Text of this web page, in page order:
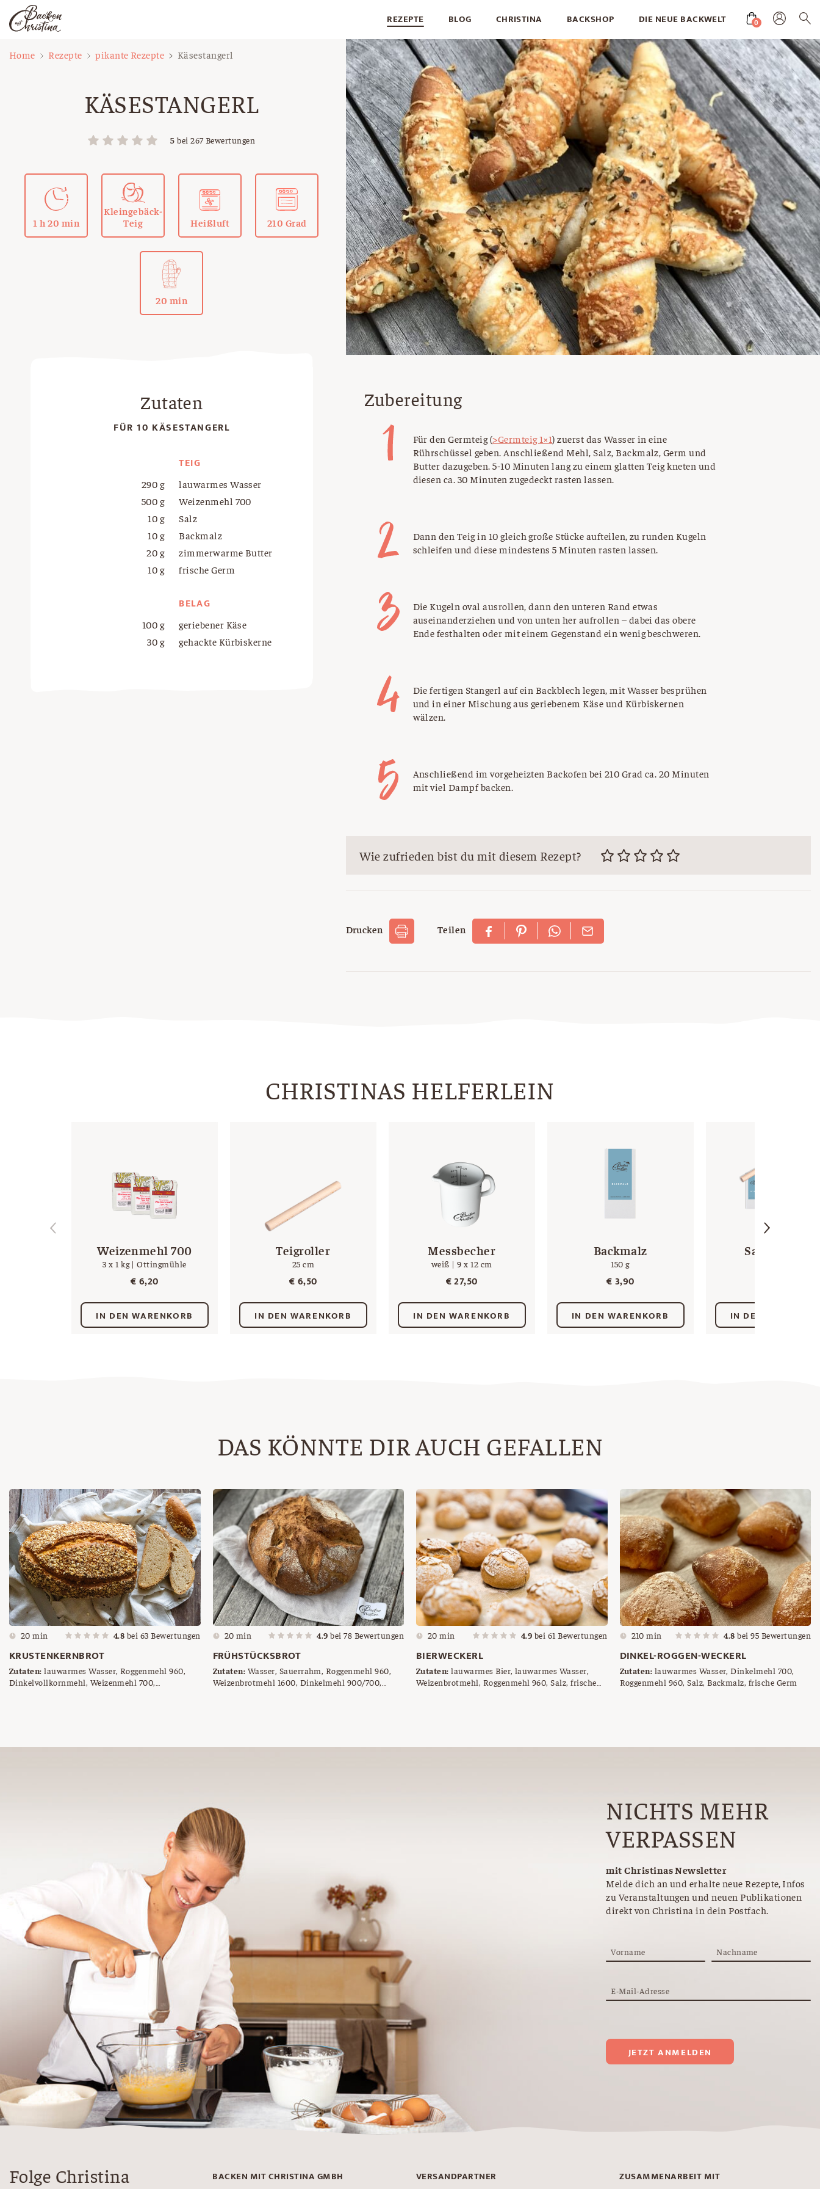
Inhalt
REZEPTE BLOG CHRISTINA BACKSHOP DIE NEUE BACKWELT 0
Home Rezepte pikante Rezepte Käsestangerl
KÄSESTANGERL
5 bei267Bewertungen
1 h 20 min
Kleingebäck-
Teig
Heißluft 210 Grad
20 min
Zutaten
FÜR 10 KÄSESTANGERL
TEIG
290 g
lauwarmes Wasser
500 g
Weizenmehl 700
10 g
Salz
10 g
Backmalz
20 g
zimmerwarme Butter
10 g
frische Germ
BELAG
100 g
geriebener Käse
30 g
gehackte Kürbiskerne
Zubereitung
Für den Germteig (>Germteig 1×1) zuerst das Wasser in eine
Rührschüssel geben. Anschließend Mehl, Salz, Backmalz, Germ und
Butter dazugeben. 5-10 Minuten lang zu einem glatten Teig kneten und
diesen ca. 30 Minuten zugedeckt rasten lassen.
Dann den Teig in 10 gleich große Stücke aufteilen, zu runden Kugeln
schleifen und diese mindestens 5 Minuten rasten lassen.
Die Kugeln oval ausrollen, dann den unteren Rand etwas
auseinanderziehen und von unten her aufrollen – dabei das obere
Ende festhalten oder mit einem Gegenstand ein wenig beschweren.
Die fertigen Stangerl auf ein Backblech legen, mit Wasser besprühen
und in einer Mischung aus geriebenem Käse und Kürbiskernen
wälzen.
Anschließend im vorgeheizten Backofen bei 210 Grad ca. 20 Minuten
mit viel Dampf backen.
Wie zufrieden bist du mit diesem Rezept?
Drucken Teilen
CHRISTINAS HELFERLEIN
Weizenmehl 700
3 x 1 kg | Ottingmühle
€6,20
IN DEN WARENKORB
Teigroller
25 cm
€6,50
IN DEN WARENKORB
Messbecher
weiß | 9 x 12 cm
€27,50
IN DEN WARENKORB
Backmalz
150 g
€3,90
IN DEN WARENKORB
Salzstangerl
IN DEN
DAS KÖNNTE DIR AUCH GEFALLEN
20 min 4.8 bei 63 Bewertungen
KRUSTENKERNBROT
Zutaten: lauwarmes Wasser, Roggenmehl 960,
Dinkelvollkornmehl, Weizenmehl 700,
20 min 4.9 bei78 Bewertungen
FRÜHSTÜCKSBROT
Zutaten: Wasser, Sauerrahm, Roggenmehl 960,
Weizenbrotmehl 1600, Dinkelmehl 900/700,
20 min 4.9 bei 61 Bewertungen
BIERWECKERL
Zutaten: lauwarmes Bier, lauwarmes Wasser,
Weizenbrotmehl, Roggenmehl 960, Salz, frische
210 min 4.8 bei95 Bewertungen
DINKEL-ROGGEN-WECKERL
Zutaten: lauwarmes Wasser, Dinkelmehl 700,
Roggenmehl 960, Salz, Backmalz, frische Germ
NICHTS MEHR
VERPASSEN
mit Christinas Newsletter
Melde dich an und erhalte neue Rezepte, Infos
zu Veranstaltungen und neuen Publikationen
direkt von Christina in dein Postfach.
Vorname Nachname
E-Mail-Adresse
JETZT ANMELDEN
Folge Christina BACKEN MIT CHRISTINA GMBH VERSANDPARTNER ZUSAMMENARBEIT MIT